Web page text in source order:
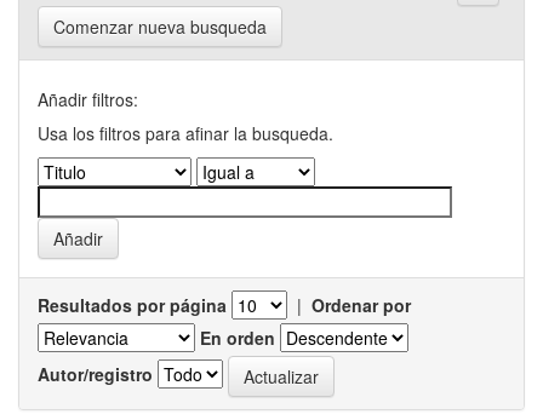
Comenzar nueva busqueda
Añadir filtros:
Usa los filtros para afinar la busqueda.
Resultados por página | Ordenar por
En orden
Autor/registro